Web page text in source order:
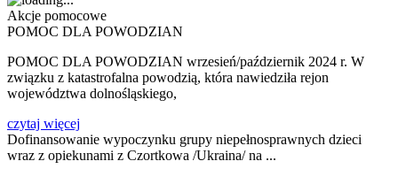
Akcje pomocowe
POMOC DLA POWODZIAN
POMOC DLA POWODZIAN wrzesień/październik 2024 r. W
związku z katastrofalna powodzią, która nawiedziła rejon
województwa dolnośląskiego,
czytaj więcej
Dofinansowanie wypoczynku grupy niepełnosprawnych dzieci
wraz z opiekunami z Czortkowa /Ukraina/ na ...